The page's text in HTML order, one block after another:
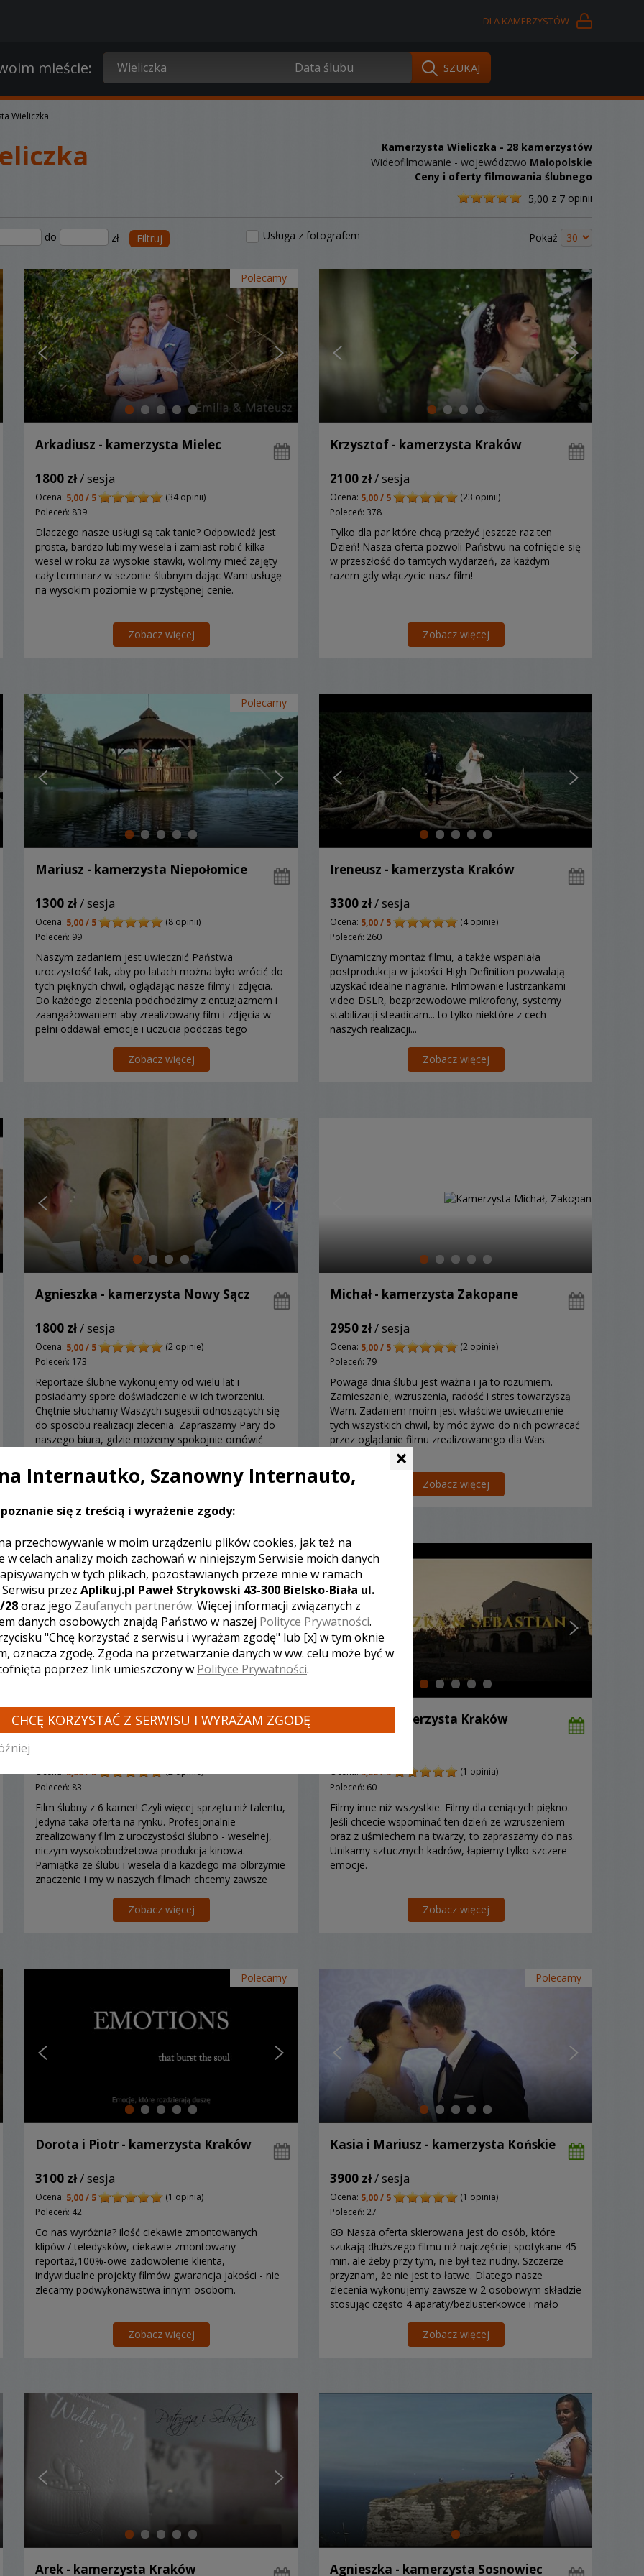
DLA KAMERZYSTÓW
mieście:
Wieliczka
Kamerzysta Wieliczka - 28 kamerzystów
Wideofilmowanie - województwo Małopolskie
Ceny i oferty filmowania ślubnego
5,00 /z 7 opinii
do zł Filtruj Usługa z fotografem Pokaż
Polecamy
Arkadiusz - kamerzysta Mielec
1800 zł/ sesja
Ocena: 5,00 / 5
(34 opinii)
Poleceń: 839
Dlaczego nasze usługi są tak tanie? Odpowiedź jest
prosta, bardzo lubimy wesela i zamiast robić kilka
wesel w roku za wysokie stawki, wolimy mieć zajęty
cały terminarz w sezonie ślubnym dając Wam usługę
na wysokim poziomie w przystępnej cenie.
Zobacz więcej
Krzysztof - kamerzysta Kraków
2100 zł/ sesja
Ocena: 5,00 / 5
(23 opinii)
Poleceń: 378
Tylko dla par które chcą przeżyć jeszcze raz ten
Dzień! Nasza oferta pozwoli Państwu na cofnięcie się
w przeszłość do tamtych wydarzeń, za każdym
razem gdy włączycie nasz film!
Zobacz więcej
Polecamy
Mariusz - kamerzysta Niepołomice
1300 zł/ sesja
Ocena: 5,00 / 5
(8 opinii)
Poleceń: 99
Naszym zadaniem jest uwiecznić Państwa
uroczystość tak, aby po latach można było wrócić do
tych pięknych chwil, oglądając nasze filmy i zdjęcia.
Do każdego zlecenia podchodzimy z entuzjazmem i
zaangażowaniem aby zrealizowany film i zdjęcia w
pełni oddawał emocje i uczucia podczas tego
Zobacz więcej
Ireneusz - kamerzysta Kraków
3300 zł/ sesja
Ocena: 5,00 / 5
(4 opinie)
Poleceń: 260
Dynamiczny montaż filmu, a także wspaniała
postprodukcja w jakości High Definition pozwalają
uzyskać idealne nagranie. Filmowanie lustrzankami
video DSLR, bezprzewodowe mikrofony, systemy
stabilizacji steadicam... to tylko niektóre z cech
naszych realizacji...
Zobacz więcej
Agnieszka - kamerzysta Nowy Sącz
1800 zł/ sesja
Ocena: 5,00 / 5
(2 opinie)
Poleceń: 173
Reportaże ślubne wykonujemy od wielu lat i
posiadamy spore doświadczenie w ich tworzeniu.
Chętnie słuchamy Waszych sugestii odnoszących się
do sposobu realizacji zlecenia. Zapraszamy Pary do
naszego biura, gdzie możemy spokojnie omówić
wideofilmowania uroczystości.
Zobacz więcej
Michał - kamerzysta Zakopane
2950 zł/ sesja
Ocena: 5,00 / 5
(2 opinie)
Poleceń: 79
Powaga dnia ślubu jest ważna i ja to rozumiem.
Zamieszanie, wzruszenia, radość i stres towarzyszą
Wam. Zadaniem moim jest właściwe uwiecznienie
tych wszystkich chwil, by móc żywo do nich powracać
przez oglądanie filmu zrealizowanego dla Was.
Zobacz więcej
Polecamy
Tomasz - kamerzysta Kraków
Ocena:5,00 / 5
(2 opinie)
Poleceń: 83
Film ślubny z 6 kamer! Czyli więcej sprzętu niż talentu,
Jedyna taka oferta na rynku. Profesjonalnie
zrealizowany film z uroczystości ślubno - weselnej,
niczym wysokobudżetowa produkcja kinowa.
Pamiątka ze ślubu i wesela dla każdego ma olbrzymie
znaczenie i my w naszych filmach chcemy zawsze
Zobacz więcej
Konrad - kamerzysta Kraków
Ocena:5,00 / 5
(1 opinia)
Poleceń: 60
Filmy inne niż wszystkie. Filmy dla ceniących piękno.
Jeśli chcecie wspominać ten dzień ze wzruszeniem
oraz z uśmiechem na twarzy, to zapraszamy do nas.
Unikamy sztucznych kadrów, łapiemy tylko szczere
emocje.
Zobacz więcej
Polecamy
Dorota i Piotr - kamerzysta Kraków
3100 zł/ sesja
Ocena: 5,00 / 5
(1 opinia)
Poleceń: 42
Co nas wyróżnia? ilość ciekawie zmontowanych
klipów / teledysków, ciekawie zmontowany
reportaż,100%-owe zadowolenie klienta,
indywidualne projekty filmów gwarancja jakości - nie
zlecamy podwykonawstwa innym osobom.
Zobacz więcej
Polecamy
Kasia i Mariusz - kamerzysta Końskie
3900 zł/ sesja
Ocena: 5,00 / 5
(1 opinia)
Poleceń: 27
Ꙭ Nasza oferta skierowana jest do osób, które
szukają dłuższego filmu niż najczęściej spotykane 45
min. ale żeby przy tym, nie był też nudny. Szczerze
przyznam, że nie jest to łatwe. Dlatego nasze
zlecenia wykonujemy zawsze w 2 osobowym składzie
stosując często 4 aparaty/bezlusterkowce i mało
Zobacz więcej
Arek - kamerzysta Kraków Agnieszka - kamerzysta Sosnowiec
×
Internautko, Szanowny Internauto,
się z treścią i wyrażenie zgody:
przechowywanie w moim urządzeniu plików cookies, jak też na
w celach analizy moich zachowań w niniejszym Serwisie moich danych
w tych plikach, pozostawianych przeze mnie w ramach
przez Aplikuj.pl Paweł Strykowski 43-300 Bielsko-Biała ul.
28oraz jego Zaufanych partnerów. Więcej informacji związanych z
danych osobowych znajdą Państwo w naszej Polityce Prywatności.
"Chcę korzystać z serwisu i wyrażam zgodę" lub [x] w tym oknie
oznacza zgodę. Zgoda na przetwarzanie danych w ww. celu może być w
poprzez link umieszczony w Polityce Prywatności.
CHCĘ KORZYSTAĆ Z SERWISU I WYRAŻAM ZGODĘ